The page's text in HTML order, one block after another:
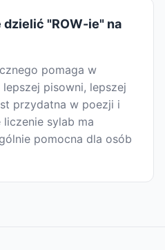
"ROW-ie" na
pomaga w
lepszej pisowni, lepszej
przydatna w poezji i
sylab ma
pomocna dla osób